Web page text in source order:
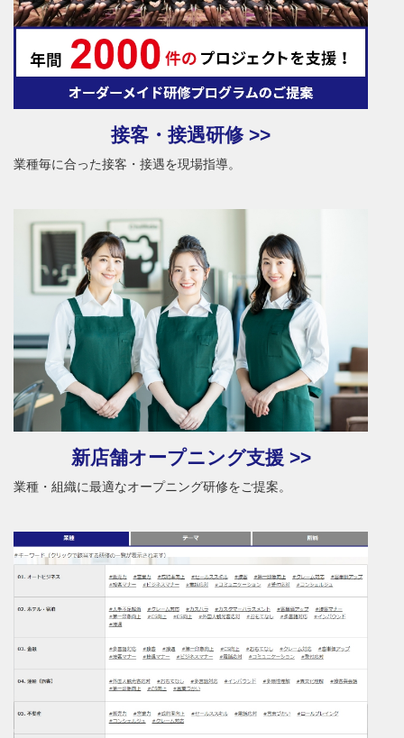
接客・接遇研修 >>
業種毎に合った接客・接遇を現場指導。
新店舗オープニング支援 >>
業種・組織に最適なオープニング研修をご提案。